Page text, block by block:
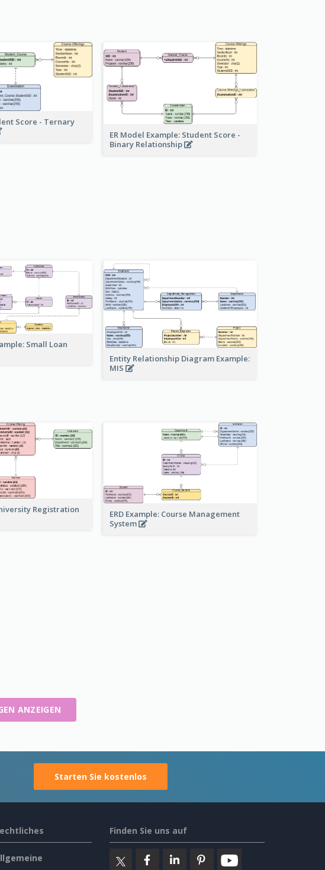
Score - Ternary
ER Model Example: Student Score -
Binary Relationship
Small Loan
Entity Relationship Diagram Example:
MIS
Registration
ERD Example: Course Management
System
ANZEIGEN
Starten Sie kostenlos
Finden Sie uns auf